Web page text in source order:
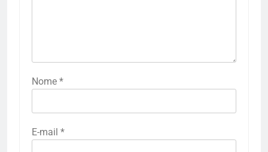
Nome *
E-mail *